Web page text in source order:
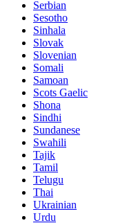
Serbian
Sesotho
Sinhala
Slovak
Slovenian
Somali
Samoan
Scots Gaelic
Shona
Sindhi
Sundanese
Swahili
Tajik
Tamil
Telugu
Thai
Ukrainian
Urdu